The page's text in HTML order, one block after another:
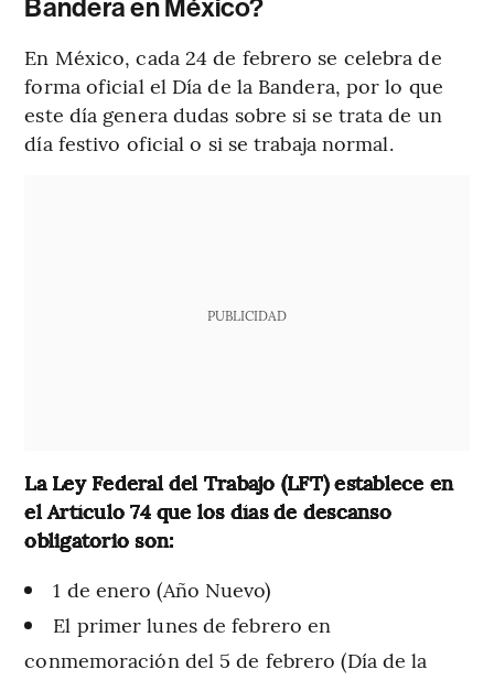
Bandera en México?
En México, cada 24 de febrero se celebra de
forma oficial el Día de la Bandera, por lo que
este día genera dudas sobre si se trata de un
día festivo oficial o si se trabaja normal.
PUBLICIDAD
La Ley Federal del Trabajo (LFT) establece en
el Artículo 74 que los días de descanso
obligatorio son:
1 de enero (Año Nuevo)
El primer lunes de febrero en
conmemoración del 5 de febrero (Día de la